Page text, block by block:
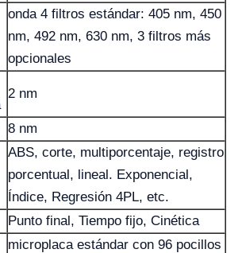
onda 4 filtros estándar: 405 nm, 450
nm, 492 nm, 630 nm, 3 filtros más
opcionales
2 nm
8 nm
ABS, corte, multiporcentaje, registro
porcentual, lineal. Exponencial,
Índice, Regresión 4PL, etc.
Punto final, Tiempo fijo, Cinética
microplaca estándar con 96 pocillos